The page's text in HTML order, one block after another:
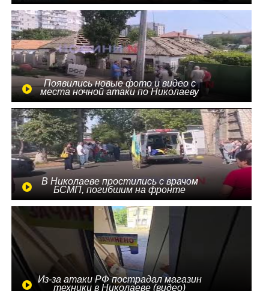
Появились новые фото и видео с
места ночной атаки по Николаеву
В Николаеве простились с врачом
БСМП, погибшим на фронте
Из-за атаки РФ пострадал магазин
техники в Николаеве (видео)